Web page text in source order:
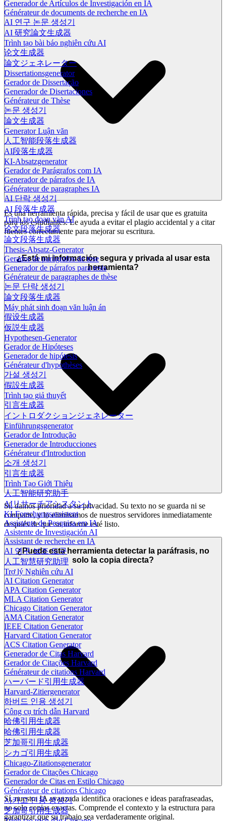
Generador de Artículos de Investigación en IA
Générateur de documents de recherche en IA
AI 연구 논문 생성기
AI 研究論文生成器
Trình tạo bài báo nghiên cứu AI
论文生成器
論文ジェネレーター
Dissertationsgenerator
Gerador de Dissertação
Generador de Disertaciones
Générateur de Thèse
논문 생성기
論文生成器
Generator Luận văn
人工智能段落生成器
AI段落生成器
KI-Absatzgenerator
Gerador de Parágrafos com IA
Generador de párrafos de IA
Générateur de paragraphes IA
AI 단락 생성기
AI 段落生成器
Trình tạo đoạn văn AI
论文段落生成器
論文段落生成器
Thesis-Absatz-Generator
Gerador de parágrafos de tese
Generador de párrafos para tesis
Générateur de paragraphes de thèse
논문 단락 생성기
論文段落生成器
Máy phát sinh đoạn văn luận án
假设生成器
仮説生成器
Hypothesen-Generator
Gerador de Hipóteses
Generador de hipótesis
Générateur d'hypothèses
가설 생성기
假設生成器
Trình tạo giả thuyết
引言生成器
イントロダクションジェネレーター
Einführungsgenerator
Gerador de Introdução
Generador de Introducciones
Générateur d'Introduction
소개 생성기
引言生成器
Trình Tạo Giới Thiệu
人工智能研究助手
AIリサーチアシスタント
KI-Forschungsassistent
Assistente de Pesquisa em IA
Asistente de Investigación AI
Assistant de recherche en IA
AI 연구 보조 도구
人工智慧研究助理
Trợ lý Nghiên cứu AI
AI Citation Generator
APA Citation Generator
MLA Citation Generator
Chicago Citation Generator
AMA Citation Generator
IEEE Citation Generator
Harvard Citation Generator
ACS Citation Generator
Generador de Citas Harvard
Gerador de Citações Harvard
Générateur de citations Harvard
ハーバード引用生成器
Harvard-Zitiergenerator
하버드 인용 생성기
Công cụ trích dẫn Harvard
哈佛引用生成器
哈佛引用生成器
芝加哥引用生成器
シカゴ引用生成器
Chicago-Zitationsgenerator
Gerador de Citações Chicago
Generador de Citas en Estilo Chicago
Générateur de citations Chicago
시카고 인용 생성기
芝加哥引用生成器
Es una herramienta rápida, precisa y fácil de usar que es gratuita
para los estudiantes. Le ayuda a evitar el plagio accidental y a citar
fuentes correctamente para mejorar su escritura.
¿Está mi información segura y privada al usar esta
herramienta?
Sí, damos prioridad a su privacidad. Su texto no se guarda ni se
comparte, y lo eliminamos de nuestros servidores inmediatamente
después de que su informe esté listo.
¿Puede esta herramienta detectar la paráfrasis, no
solo la copia directa?
Sí, nuestra IA avanzada identifica oraciones e ideas parafraseadas,
no solo copias exactas. Comprende el contexto y la estructura para
garantizar que su trabajo sea verdaderamente original.